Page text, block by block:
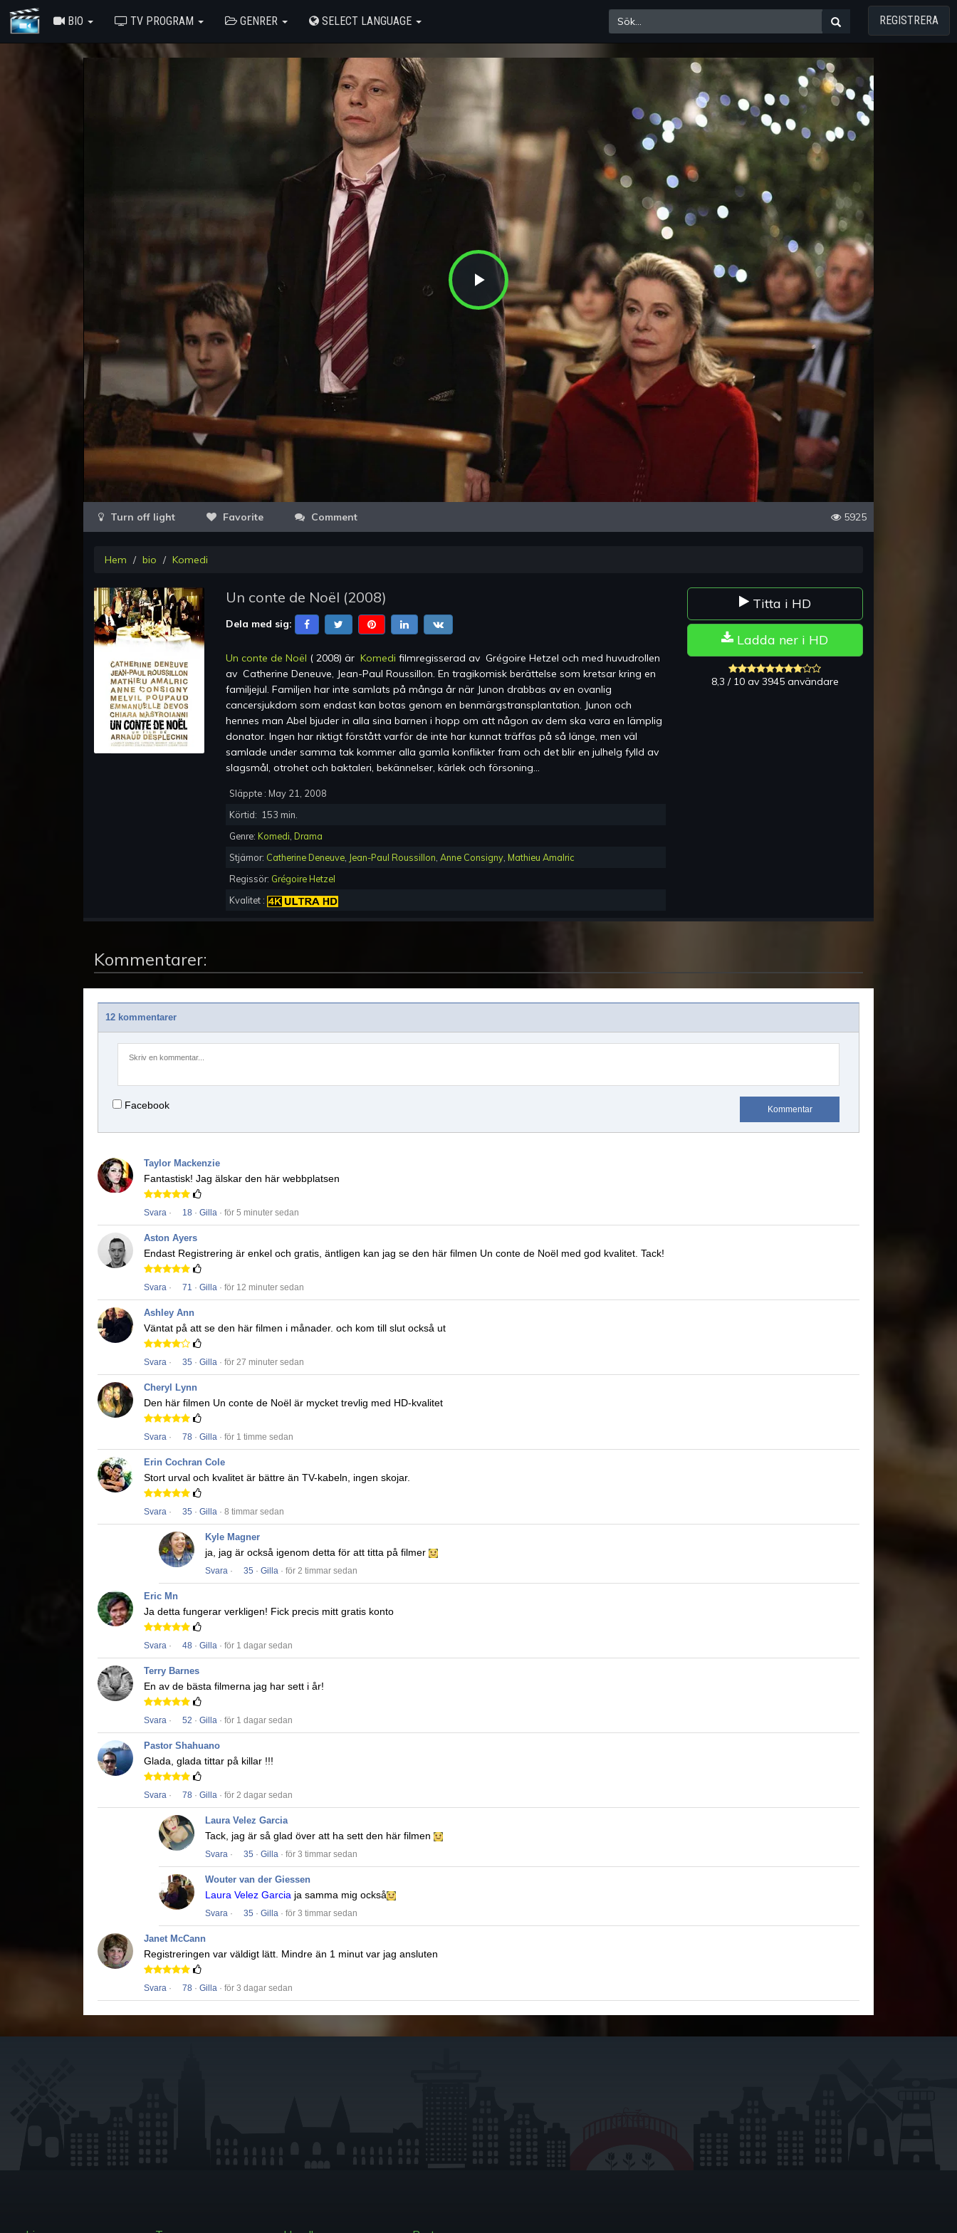
BIO TV PROGRAM GENRER SELECT LANGUAGE REGISTRERA
Play
Video
Favorite Comment 5925
Hem bio Komedi
Un conte de Noël (2008)
Dela med sig:
Un conte de Noël ( 2008) är Komedi filmregisserad av Grégoire Hetzel och med huvudrollen
av Catherine Deneuve, Jean-Paul Roussillon. En tragikomisk berättelse som kretsar kring en
familjejul. Familjen har inte samlats på många år när Junon drabbas av en ovanlig
cancersjukdom som endast kan botas genom en benmärgstransplantation. Junon och
hennes man Abel bjuder in alla sina barnen i hopp om att någon av dem ska vara en lämplig
donator. Ingen har riktigt förstått varför de inte har kunnat träffas på så länge, men väl
samlade under samma tak kommer alla gamla konflikter fram och det blir en julhelg fylld av
slagsmål, otrohet och baktaleri, bekännelser, kärlek och försoning...
Släppte : May 21, 2008
Körtid: 153 min.
Genre: Komedi, Drama
Stjärnor: Catherine Deneuve, Jean-Paul Roussillon, Anne Consigny, Mathieu Amalric
Regissör: Grégoire Hetzel
Kvalitet :
Titta i HD
Ladda ner i HD
8,3 / 10 av 3945 användare
Kommentarer:
12 kommentarer
Facebook Kommentar
Taylor Mackenzie
Fantastisk! Jag älskar den här webbplatsen
Svara · 18 · Gilla · för 5 minuter sedan
Aston Ayers
Endast Registrering är enkel och gratis, äntligen kan jag se den här filmen Un conte de Noël med god kvalitet. Tack!
Svara · 71 · Gilla · för 12 minuter sedan
Ashley Ann
Väntat på att se den här filmen i månader. och kom till slut också ut
Svara · 35 · Gilla · för 27 minuter sedan
Cheryl Lynn
Den här filmen Un conte de Noël är mycket trevlig med HD-kvalitet
Svara · 78 · Gilla · för 1 timme sedan
Erin Cochran Cole
Stort urval och kvalitet är bättre än TV-kabeln, ingen skojar.
Svara · 35 · Gilla · 8 timmar sedan
Kyle Magner
ja, jag är också igenom detta för att titta på filmer
Svara · 35 · Gilla · för 2 timmar sedan
Eric Mn
Ja detta fungerar verkligen! Fick precis mitt gratis konto
Svara · 48 · Gilla · för 1 dagar sedan
Terry Barnes
En av de bästa filmerna jag har sett i år!
Svara · 52 · Gilla · för 1 dagar sedan
Pastor Shahuano
Glada, glada tittar på killar !!!
Svara · 78 · Gilla · för 2 dagar sedan
Laura Velez Garcia
Tack, jag är så glad över att ha sett den här filmen
Svara · 35 · Gilla · för 3 timmar sedan
Wouter van der Giessen
Laura Velez Garcia ja samma mig också
Svara · 35 · Gilla · för 3 timmar sedan
Janet McCann
Registreringen var väldigt lätt. Mindre än 1 minut var jag ansluten
Svara · 78 · Gilla · för 3 dagar sedan